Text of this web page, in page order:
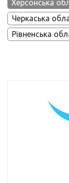
Херсонська
Черкаська
Рівненська